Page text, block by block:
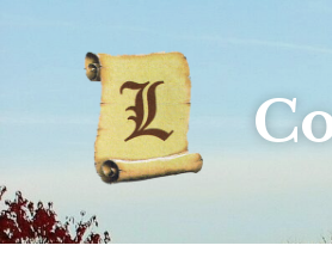
navigation